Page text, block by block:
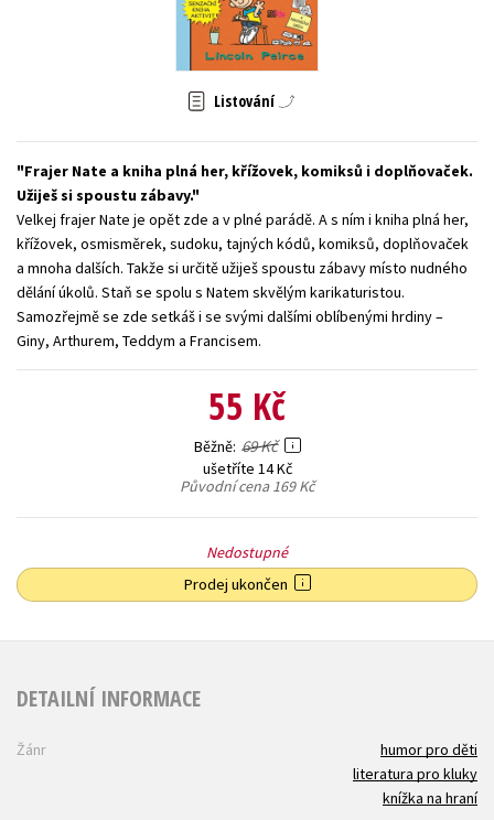
Zahraniční literatura
Listování
Frajer Nate a kniha plná her, křížovek, komiksů i doplňovaček.
Užiješ si spoustu zábavy.
Velkej frajer Nate je opět zde a v plné parádě. A s ním i kniha plná her,
křížovek, osmisměrek, sudoku, tajných kódů, komiksů, doplňovaček
a mnoha dalších. Takže si určitě užiješ spoustu zábavy místo nudného
dělání úkolů. Staň se spolu s Natem skvělým karikaturistou.
Samozřejmě se zde setkáš i se svými dalšími oblíbenými hrdiny –
Giny, Arthurem, Teddym a Francisem.
55 Kč
Běžně 69 Kč
ušetříte 14 Kč
Původní cena169 Kč
Nedostupné
Prodej ukončen
DETAILNÍ INFORMACE
Žánr
humor pro děti
literatura pro kluky
knížka na hraní